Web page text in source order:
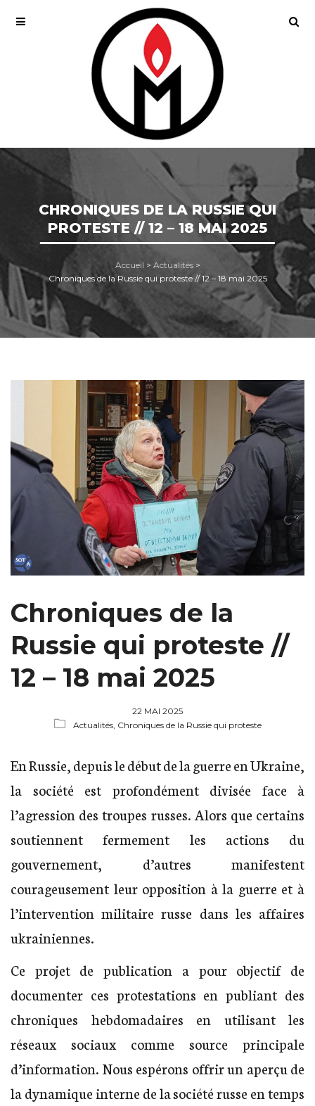
CHRONIQUES DE LA RUSSIE QUI
PROTESTE // 12 – 18 MAI 2025
Accueil > Actualités>
Chroniques de la Russie qui proteste // 12 – 18 mai 2025
Chroniques de la
Russie qui proteste //
12 – 18 mai 2025
22 MAI 2025
Actualités, Chroniques de la Russie qui proteste
En Russie, depuis le début de la guerre en Ukraine,
la société est profondément divisée face à
l’agression des troupes russes. Alors que certains
soutiennent fermement les actions du
gouvernement, d’autres manifestent
courageusement leur opposition à la guerre et à
l’intervention militaire russe dans les affaires
ukrainiennes.
Ce projet de publication a pour objectif de
documenter ces protestations en publiant des
chroniques hebdomadaires en utilisant les
réseaux sociaux comme source principale
d’information. Nous espérons offrir un aperçu de
la dynamique interne de la société russe en temps